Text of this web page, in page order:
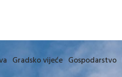
Gradsko vijeće Gospodarstvo